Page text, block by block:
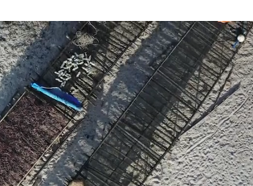
#5demo
Promoted
Terakhir yang dicari
Loading...